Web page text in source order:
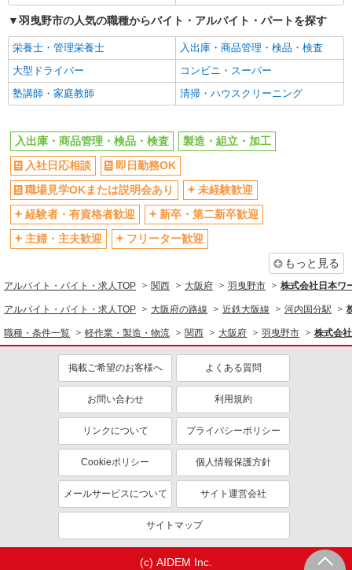
週払い
完全週休2日制
年間休日120日以上
土日祝休み
短期（3ヶ月以内）
平日のみ勤務OK
フルタイム歓迎
朝
昼
夕方
髪型・髪色自由
禁煙・分煙
食堂・売店あり
車通勤OK
バイク通勤OK
自転車通勤OK
残業ほぼなし
残業少なめ（月20h未満）
転勤なし
登録制
有休取得率80%以上
交通費支給
研修制度あり
資格取得支援制度あり
同じ職種から求人を探す
軽作業・製造・物流
入出庫・商品管理・検品・検査
製造・組立・加工
同じ特徴から求人を探す
未経験歓迎
ミドル（40代～）活躍中
土日祝休み
短期（3ヶ月以内）
交通費支給
社会保険あり
羽曳野市の人気の職種からバイト・アルバイト・パートを探す
栄養士・管理栄養士
入出庫・商品管理・検品・検査
大型ドライバー
コンビニ・スーパー
塾講師・家庭教師
清掃・ハウスクリーニング
入出庫・商品管理・検品・検査
製造・組立・加工
入社日応相談
即日勤務OK
職場見学OKまたは説明会あり
未経験歓迎
経験者・有資格者歓迎
新卒・第二新卒歓迎
主婦・主夫歓迎
フリーター歓迎
もっと見る
アルバイト・バイト・求人TOP 関西 大阪府 羽曳野市 株式会社日本ワ
アルバイト・バイト・求人TOP 大阪府の路線 近鉄大阪線 河内国分駅
職種・条件一覧 軽作業・製造・物流 関西 大阪府 羽曳野市 株式会
掲載ご希望のお客様へ よくある質問
お問い合わせ 利用規約
リンクについて プライバシーポリシー
Cookieポリシー 個人情報保護方針
メールサービスについて サイト運営会社
サイトマップ
(c) AIDEM Inc.